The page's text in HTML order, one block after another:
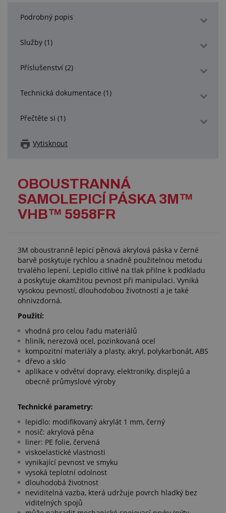
Podrobný popis
Služby (1)
Příslušenství (2)
Technická dokumentace (1)
Přečtěte si (1)
Vytisknout
OBOUSTRANNÁ
SAMOLEPICÍ PÁSKA 3M™
VHB™ 5958FR
3M oboustranně lepicí pěnová akrylová páska v černé
barvě poskytuje rychlou a snadně použitelnou metodu
trvalého lepení. Lepidlo citlivé na tlak přilne k podkladu
a poskytuje okamžitou pevnost při manipulaci. Vyniká
vysokou pevností, dlouhodobou životností a je také
ohnivzdorná.
Použití:
vhodná pro celou řadu materiálů
hliník, nerezová ocel, pozinkovaná ocel
kompozitní materiály a plasty, akryl, polykarbonát, ABS
dřevo a sklo
aplikace v odvětví dopravy, elektroniky, displejů a
obecně průmyslové výroby
Technické parametry:
lepidlo: modifikovaný akrylát 1 mm, černý
nosič: akrylová pěna
liner: PE folie, červená
viskoelastické vlastnosti
vynikající pevnost ve smyku
vysoká teplotní odolnost
dlouhodobá životnost
neviditelná vazba, která udržuje povrch hladký bez
viditelných spojů